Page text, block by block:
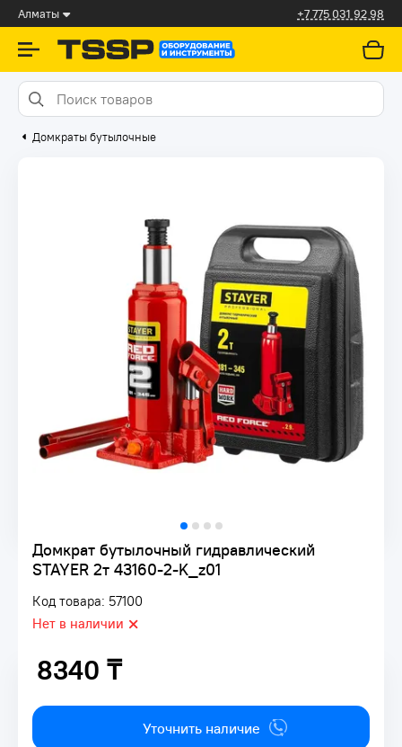
Алматы +7 775 031 92 98
Домкраты бутылочные
Домкрат бутылочный гидравлический
STAYER 2т 43160-2-K_z01
Код товара: 57100
Нет в наличии
8340 ₸
8340 ₸
Уточнить наличие